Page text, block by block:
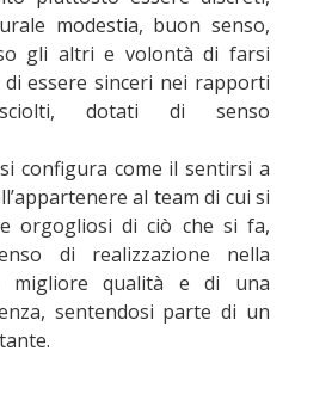
modestia, buon senso,
gli altri e volontà di farsi
essere sinceri nei rapporti
dotati di senso
configura come il sentirsi a
al team di cui si
orgogliosi di ciò che si fa,
di realizzazione nella
migliore qualità e di una
sentendosi parte di un